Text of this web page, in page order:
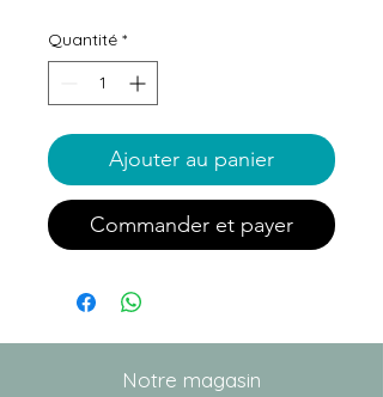
Quantité *
Ajouter au panier
Commander et payer
Notre magasin